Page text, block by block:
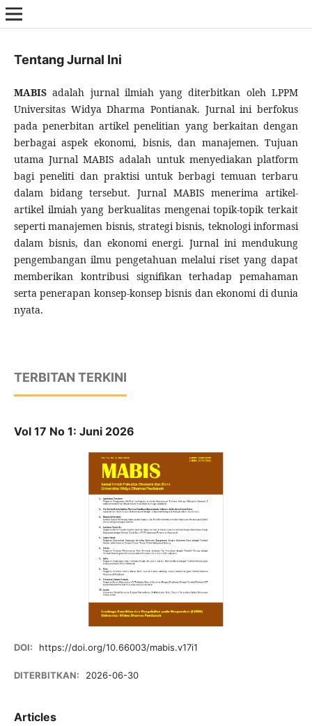
Tentang Jurnal Ini
MABISadalah jurnal ilmiah yang diterbitkan oleh LPPM
Universitas Widya Dharma Pontianak. Jurnal ini berfokus
pada penerbitan artikel penelitian yang berkaitan dengan
berbagai aspek ekonomi, bisnis, dan manajemen. Tujuan
utama Jurnal MABIS adalah untuk menyediakan platform
bagi peneliti dan praktisi untuk berbagi temuan terbaru
dalam bidang tersebut. Jurnal MABIS menerima artikel-
artikel ilmiah yang berkualitas mengenai topik-topik terkait
seperti manajemen bisnis, strategi bisnis, teknologi informasi
dalam bisnis, dan ekonomi energi. Jurnal ini mendukung
pengembangan ilmu pengetahuan melalui riset yang dapat
memberikan kontribusi signifikan terhadap pemahaman
serta penerapan konsep-konsep bisnis dan ekonomi di dunia
nyata.
TERBITAN TERKINI
Vol 17 No 1: Juni 2026
DOI: https://doi.org/10.66003/mabis.v17i1
DITERBITKAN: 2026-06-30
Articles